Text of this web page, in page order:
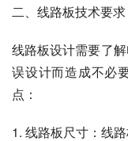
二、线路板技术要求
线路板设计需要了
误设计而造成不必
点：
1. 线路板尺寸：线